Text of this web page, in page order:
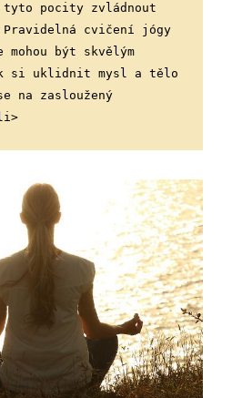
tyto pocity zvládnout
Pravidelná cvičení jógy
mohou být skvělým
si uklidnit mysl a tělo
na zasloužený